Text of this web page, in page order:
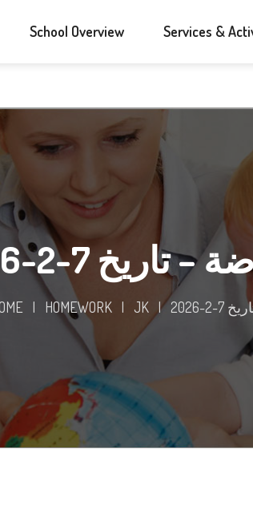
School Overview Services &
7-2-2026
| HOMEWORK | JK | 2026